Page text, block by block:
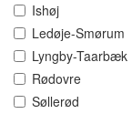
Ishøj
Ledøje-Smørum
Lyngby-Taarbæk
Rødovre
Søllerød